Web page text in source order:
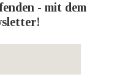
- mit dem